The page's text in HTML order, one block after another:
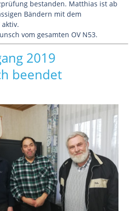
bestanden. Matthias ist ab
Bändern mit dem
aktiv.
vom gesamten OV N53.
2019
beendet